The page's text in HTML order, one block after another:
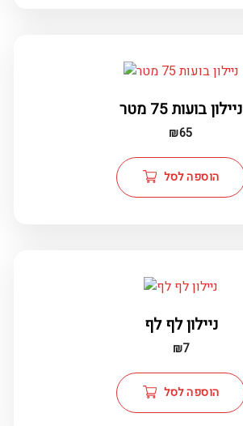
ניילון בועות 75 מטר
₪65
הוספה לסל
ניילון לף לף
₪7
הוספה לסל